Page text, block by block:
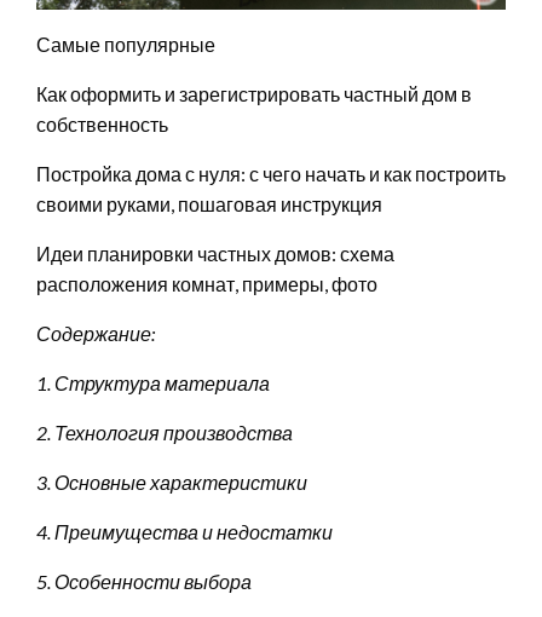
Самые популярные
Как оформить и зарегистрировать частный дом в
собственность
Постройка дома с нуля: с чего начать и как построить
своими руками, пошаговая инструкция
Идеи планировки частных домов: схема
расположения комнат, примеры, фото
Содержание:
1. Структура материала
2. Технология производства
3. Основные характеристики
4. Преимущества и недостатки
5. Особенности выбора